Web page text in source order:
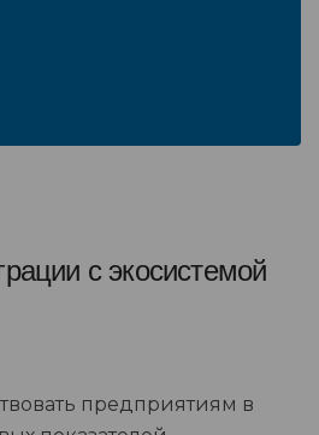
с экосистемой
предприятиям в